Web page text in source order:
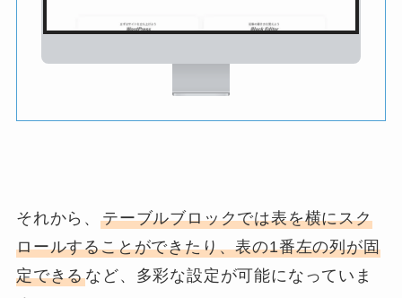
それから、 テーブルブロックでは表を横にスク
ロールすることができたり、表の1番左の列が固
定できるなど、多彩な設定が可能になっていま